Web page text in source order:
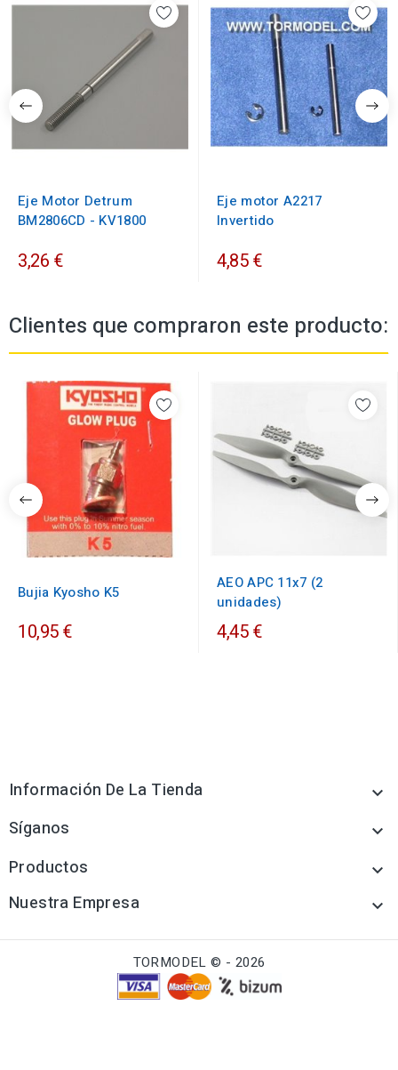
Eje Motor Detrum
BM2806CD - KV1800
3,26 €
Eje motor A2217
Invertido
4,85 €
Clientes que compraron este producto:
Bujia Kyosho K5
10,95 €
AEO APC 11x7 (2
unidades)
4,45 €
Información De La Tienda 
Síganos 
Productos 
Nuestra Empresa 
TORMODEL © - 2026